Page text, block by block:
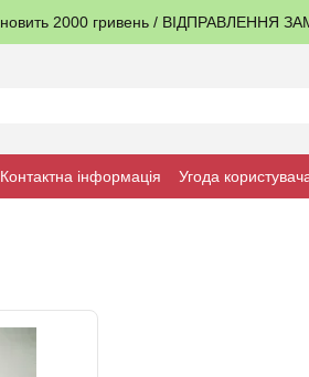
2000 гривень /
Контактна інформація Угода